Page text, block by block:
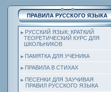
ПРАВИЛА РУССКОГО ЯЗЫКА
РУССКИЙ ЯЗЫК: КРАТКИЙ
ТЕОРЕТИЧЕСКИЙ КУРС ДЛЯ
ШКОЛЬНИКОВ
ПАМЯТКА ДЛЯ УЧЕНИКА
ПРАВИЛА В СТИХАХ
ПЕСЕНКИ ДЛЯ ЗАУЧИВАЯ
ПРАВИЛ РУССКОГО ЯЗЫКА